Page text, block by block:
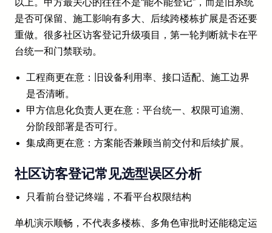
是否可保留、施工影响有多大、后续跨楼栋扩展是否还要
重做。很多社区访客登记升级项目，第一轮判断就卡在平
台统一和门禁联动。
工程商更在意：旧设备利用率、接口适配、施工边界
是否清晰。
甲方信息化负责人更在意：平台统一、权限可追溯、
分阶段部署是否可行。
集成商更在意：方案能否兼顾当前交付和后续扩展。
社区访客登记常见选型误区分析
只看前台登记终端，不看平台权限结构
单机演示顺畅，不代表多楼栋、多角色审批时还能稳定运